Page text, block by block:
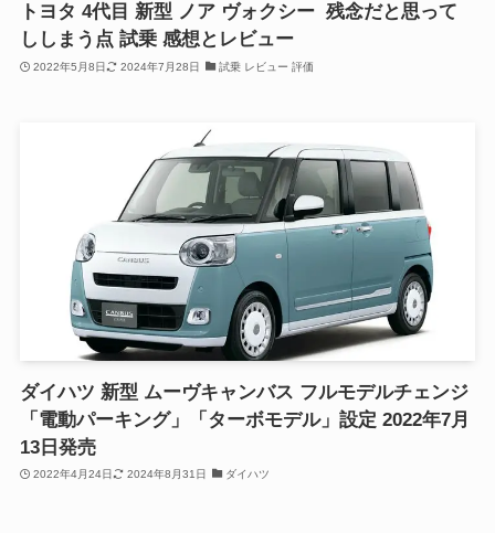
トヨタ 4代目 新型 ノア ヴォクシー 残念だと思って
ししまう点 試乗 感想とレビュー
2022年5月8日 2024年7月28日 試乗 レビュー 評価
ダイハツ 新型 ムーヴキャンバス フルモデルチェンジ
「電動パーキング」「ターボモデル」設定 2022年7月
13日発売
2022年4月24日 2024年8月31日 ダイハツ